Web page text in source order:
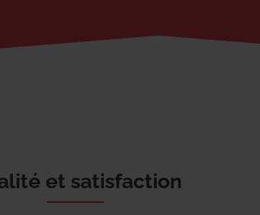
et satisfaction